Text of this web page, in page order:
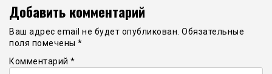
Добавить комментарий
Ваш адрес email не будет опубликован. Обязательные
поля помечены *
Комментарий *